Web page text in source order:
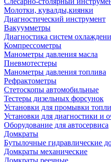
Молотки, кувалды,киянки
Диагностический инструмент
Вакуумметры
Диагностика систем
Компрессометры
Манометры давления масла
Пневмотестеры
Манометры давления топлива
Рефрактометры
Стетоскопы автомобильные
Тестеры дизельных форсунок
Установки для промывки
Установки для диагностики и
Оборудование для автосервиса
Домкраты
Бутылочные гидравлические
Домкраты механические
Домкраты реечные